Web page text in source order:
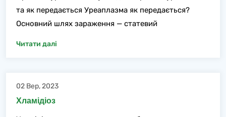
та як передається Уреаплазма як передається?
Основний шлях зараження — статевий
Читати далі
02 Вер, 2023
Хламідіоз